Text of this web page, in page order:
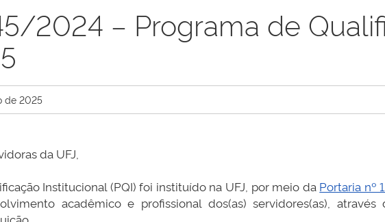
2024 – Programa de
de 2025
da UFJ,
Institucional (PQI) foi instituído na UFJ, por meio da Portaria nº
acadêmico e profissional dos(as) servidores(as),